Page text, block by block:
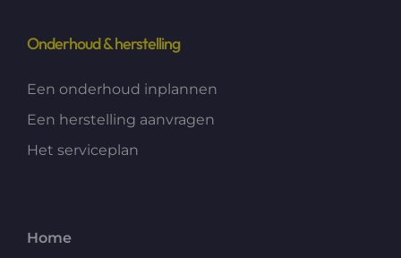
Home
Onderhoud & herstelling
Een onderhoud inplannen
Een herstelling aanvragen
Het serviceplan